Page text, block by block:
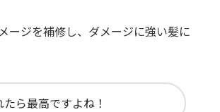
ージを補修し、ダメージに強い髪に
ら最高ですよね！